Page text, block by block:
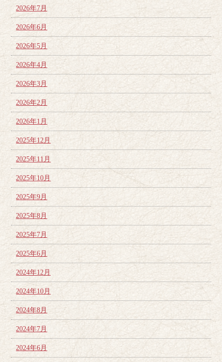
2026年7月
2026年6月
2026年5月
2026年4月
2026年3月
2026年2月
2026年1月
2025年12月
2025年11月
2025年10月
2025年9月
2025年8月
2025年7月
2025年6月
2024年12月
2024年10月
2024年8月
2024年7月
2024年6月